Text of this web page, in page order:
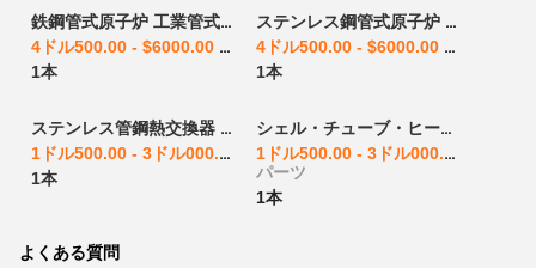
鉄鋼管式原子炉 工業管式原子炉 鉄鋼化学原子炉
4ドル500.00 - $6000.00 / パーツ
1本
ステンレス鋼管式原子炉 化学原子炉 管式原子炉 2023 提供 ボーク 自動 高熱転送 高安全性
4ドル500.00 - $6000.00 / パーツ
1本
ステンレス管鋼熱交換器 パイプ 熱交換器 冷却熱交換器
1ドル500.00 - 3ドル000.00
/ パーツ
1本
シェル・チューブ・ヒート・エクスチェンジャー パイプ・ヒート・エクスチェンジャー
1ドル500.00 - 3ドル000.00
パーツ
1本
よくある質問